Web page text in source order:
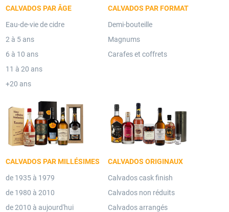
CALVADOS PAR ÂGE
Eau-de-vie de cidre
2 à 5 ans
6 à 10 ans
11 à 20 ans
+20 ans
CALVADOS PAR FORMAT
Demi-bouteille
Magnums
Carafes et coffrets
CALVADOS PAR MILLÉSIMES
de 1935 à 1979
de 1980 à 2010
de 2010 à aujourd'hui
CALVADOS ORIGINAUX
Calvados cask finish
Calvados non réduits
Calvados arrangés